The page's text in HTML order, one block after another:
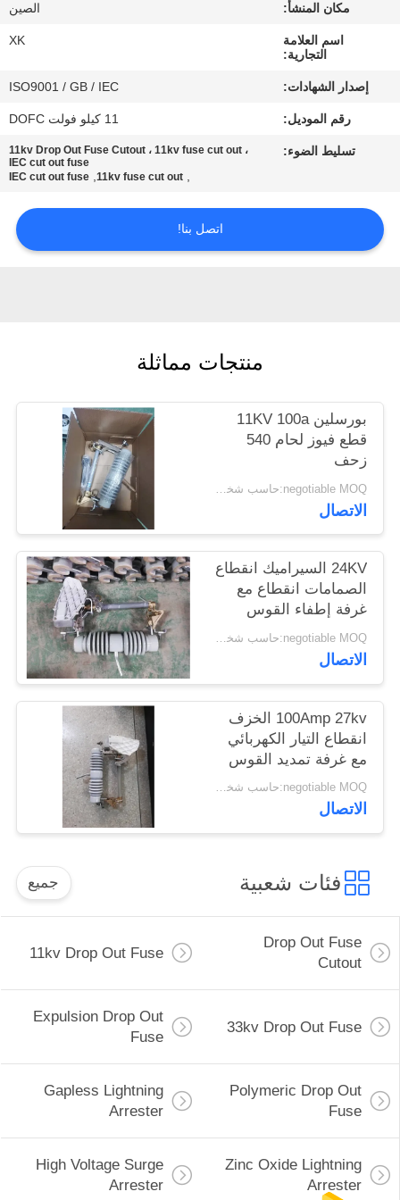
مراقبة
الجودة
اتصل
اطلب
اقتباس
POLICY
مكان المنشأ: الصين
اسم العلامة
التجارية:
XK
إصدار الشهادات: ISO9001 / GB / IEC
رقم الموديل: 11 كيلو فولت DOFC
تسليط الضوء:
11kv Drop Out Fuse Cutout ، 11kv fuse cut out ،
IEC cut out fuse
,
11kv fuse cut out
,
IEC cut out fuse
اتصل بنا!
منتجات مماثلة
بورسلين 11KV 100a
قطع فيوز لحام 540
زحف
negotiable MOQ:حاسب شخصي 1
الاتصال
24KV السيراميك انقطاع
الصمامات انقطاع مع
غرفة إطفاء القوس
negotiable MOQ:حاسب شخصي 1
الاتصال
100Amp 27kv الخزف
انقطاع التيار الكهربائي
مع غرفة تمديد القوس
negotiable MOQ:حاسب شخصي 1
الاتصال
فئات شعبية جميع
Drop Out Fuse
Cutout
11kv Drop Out Fuse
33kv Drop Out Fuse
Expulsion Drop Out
Fuse
Polymeric Drop Out
Fuse
Gapless Lightning
Arrester
Zinc Oxide Lightning
Arrester
High Voltage Surge
Arrester